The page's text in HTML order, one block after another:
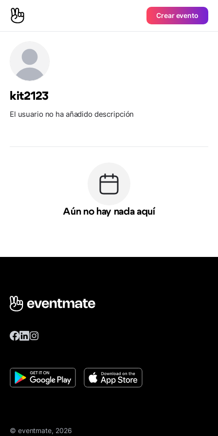
Crear evento
kit2123
El usuario no ha añadido descripción
Aún no hay nada aquí
© eventmate, 2026